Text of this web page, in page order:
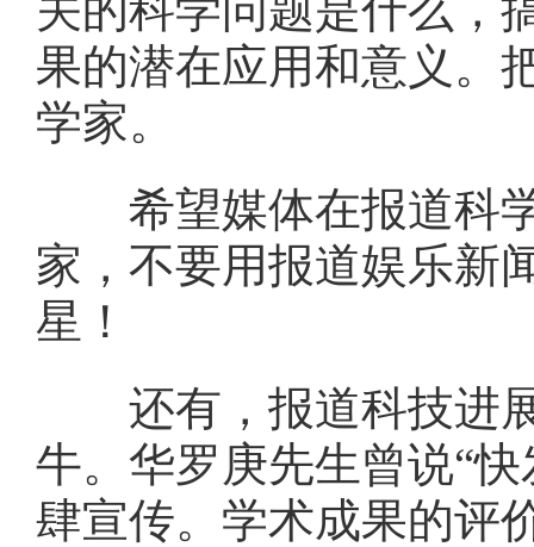
果的潜在应用和意义。
学家。
希望媒体在报道科学
家，不要用报道娱乐新
星！
还有，报道科技进展
牛。华罗庚先生曾说“
肆宣传。学术成果的评